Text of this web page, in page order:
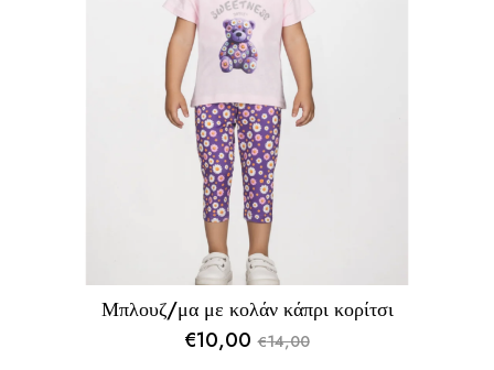
Μπλουζ/μα με κολάν κάπρι κορίτσι
€14,00
Original
€10,00Η